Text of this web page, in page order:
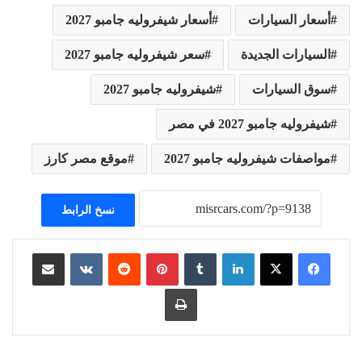
أسعار السيارات أسعار شيفروليه جامبو 2027
السيارات الجديدة سعر شيفروليه جامبو 2027
سوق السيارات شيفروليه جامبو 2027
شيفروليه جامبو 2027 في مصر
مواصفات شيفروليه جامبو 2027 موقع مصر كارز
نسخ الرابط
لينكدإن ‏Tumblr بينتيريست
‏Reddit
‏VKontakte مشاركة عبر البريد
طباعة